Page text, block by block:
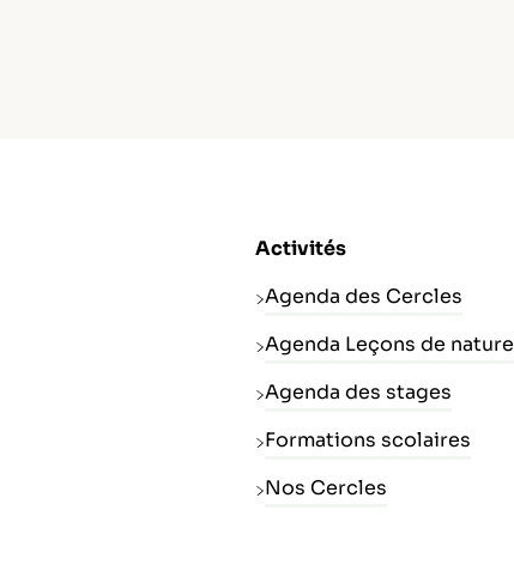
Activités
Agenda des Cercles
Agenda Leçons de nature
Agenda des stages
Formations scolaires
Nos Cercles